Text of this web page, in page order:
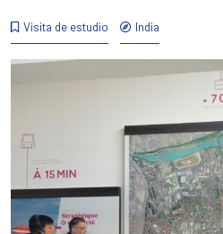
Visita de estudio India